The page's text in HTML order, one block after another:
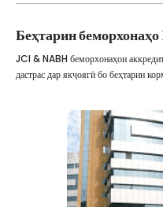
Беҳтарин беморхонаҳо
JCI & NABH беморхонаҳои
дастрас дар якҷоягӣ бо беҳтарин